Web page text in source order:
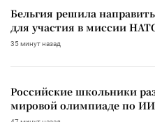
Бельгия решила
для участия в миссии
35 минут назад
Российские школьники
мировой олимпиаде по ИИ